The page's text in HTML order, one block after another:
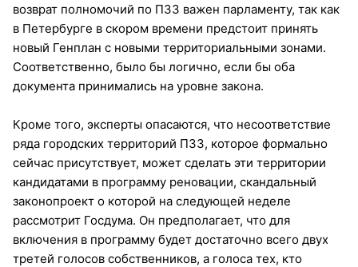
возврат полномочий по ПЗЗ важен парламенту, так как
в Петербурге в скором времени предстоит принять
новый Генплан с новыми территориальными зонами.
Соответственно, было бы логично, если бы оба
документа принимались на уровне закона.
Кроме того, эксперты опасаются, что несоответствие
ряда городских территорий ПЗЗ, которое формально
сейчас присутствует, может сделать эти территории
кандидатами в программу реновации, скандальный
законопроект о которой на следующей неделе
рассмотрит Госдума. Он предполагает, что для
включения в программу будет достаточно всего двух
третей голосов собственников, а голоса тех, кто